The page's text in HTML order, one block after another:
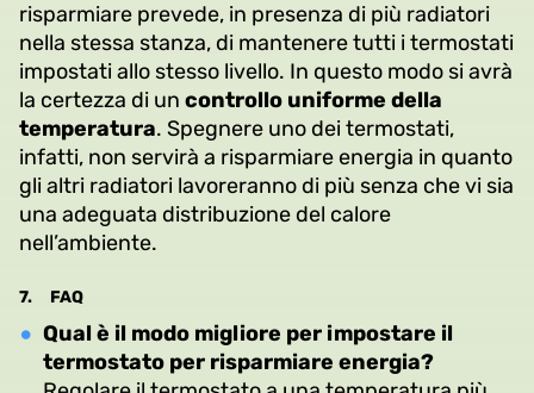
risparmiare prevede, in presenza di più radiatori
nella stessa stanza, di mantenere tutti i termostati
impostati allo stesso livello. In questo modo si avrà
la certezza di un controllo uniforme della
temperatura. Spegnere uno dei termostati,
infatti, non servirà a risparmiare energia in quanto
gli altri radiatori lavoreranno di più senza che vi sia
una adeguata distribuzione del calore
nell’ambiente.
7. FAQ
Qual è il modo migliore per impostare il
termostato per risparmiare energia?